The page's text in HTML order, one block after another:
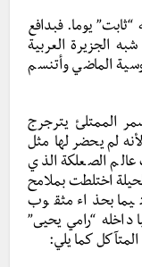
يوما. فبدافع
الجزيرة العربية
الماضي وأتنسم
الممتلئ يترجرج
لم يحضر لها مثل
عالم الصعلكة الذي
اختلطت بملامح
بحذاء مثقوب
داخله “رامي يحيى”
كما يلي: